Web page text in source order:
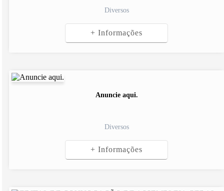
Diversos
+ Informações
Anuncie aqui.
Diversos
+ Informações